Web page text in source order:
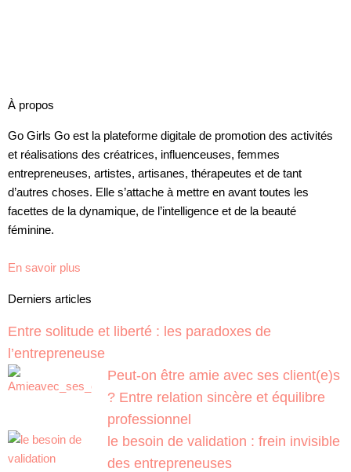
À propos
Go Girls Go est la plateforme digitale de promotion des activités
et réalisations des créatrices, influenceuses, femmes
entrepreneuses, artistes, artisanes, thérapeutes et de tant
d’autres choses. Elle s’attache à mettre en avant toutes les
facettes de la dynamique, de l’intelligence et de la beauté
féminine.
En savoir plus
Derniers articles
Entre solitude et liberté : les paradoxes de
l’entrepreneuse
Peut-on être amie avec ses client(e)s
? Entre relation sincère et équilibre
professionnel
le besoin de validation : frein invisible
des entrepreneuses